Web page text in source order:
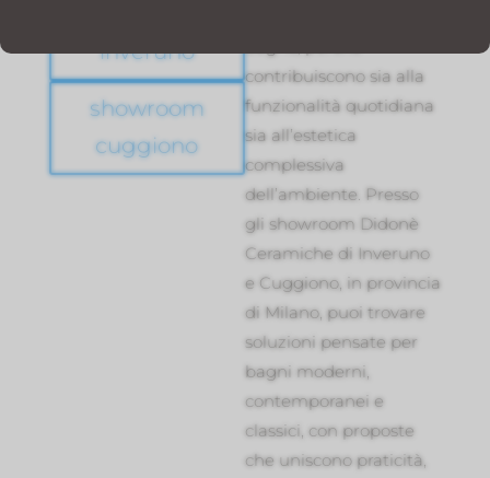
inveruno
showroom
cuggiono
contribuiscono sia alla
funzionalità quotidiana
sia all’estetica
complessiva
dell’ambiente. Presso
gli showroom Didonè
Ceramiche di Inveruno
e Cuggiono, in provincia
di Milano, puoi trovare
soluzioni pensate per
bagni moderni,
contemporanei e
classici, con proposte
che uniscono praticità,